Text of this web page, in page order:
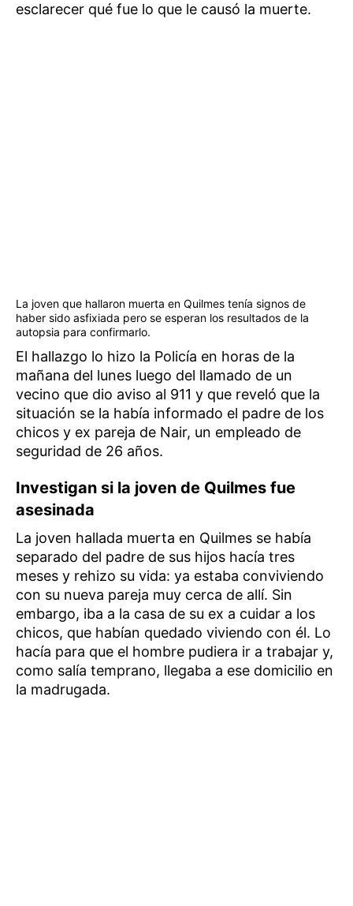
esclarecer qué fue lo que le causó la muerte.
La joven que hallaron muerta en Quilmes tenía signos de
haber sido asfixiada pero se esperan los resultados de la
autopsia para confirmarlo.
El hallazgo lo hizo la Policía en horas de la
mañana del lunes luego del llamado de un
vecino que dio aviso al 911 y que reveló que la
situación se la había informado el padre de los
chicos y ex pareja de Nair, un empleado de
seguridad de 26 años.
Investigan si la joven de Quilmes fue
asesinada
La joven hallada muerta en Quilmes se había
separado del padre de sus hijos hacía tres
meses y rehizo su vida: ya estaba conviviendo
con su nueva pareja muy cerca de allí. Sin
embargo, iba a la casa de su ex a cuidar a los
chicos, que habían quedado viviendo con él. Lo
hacía para que el hombre pudiera ir a trabajar y,
como salía temprano, llegaba a ese domicilio en
la madrugada.